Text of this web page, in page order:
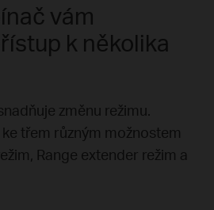
vám
k několika
změnu režimu.
třem různým možnostem
Range extender režim a